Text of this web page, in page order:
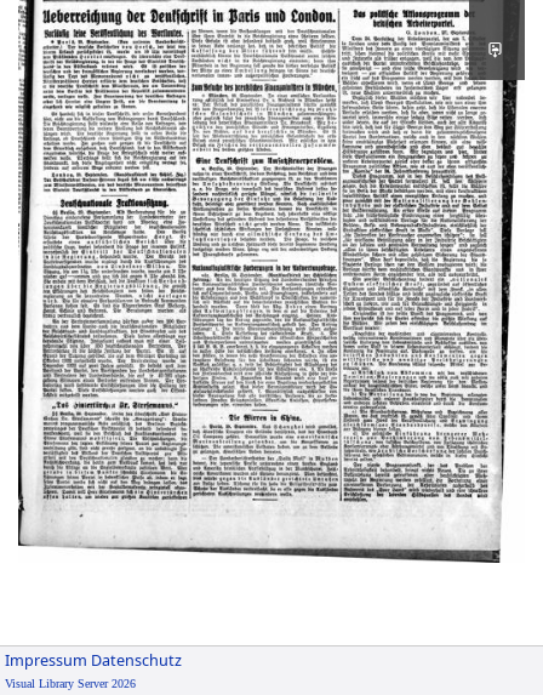
Impressum Datenschutz
Visual Library Server 2026